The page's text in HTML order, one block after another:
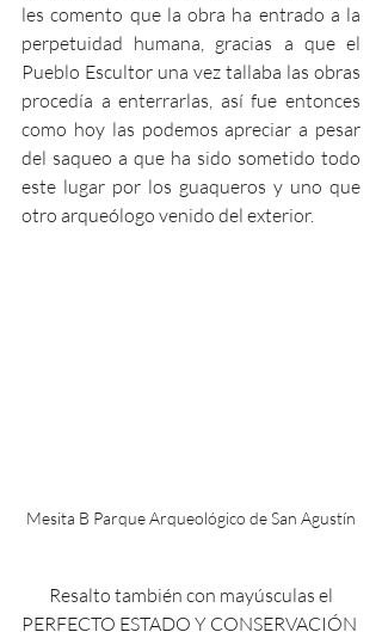
les comento que la obra ha entrado a la
perpetuidad humana, gracias a que el
Pueblo Escultor una vez tallaba las obras
procedía a enterrarlas, así fue entonces
como hoy las podemos apreciar a pesar
del saqueo a que ha sido sometido todo
este lugar por los guaqueros y uno que
otro arqueólogo venido del exterior.
Mesita B Parque Arqueológico de San Agustín
PERFECTO ESTADO Y CONSERVACIÓN